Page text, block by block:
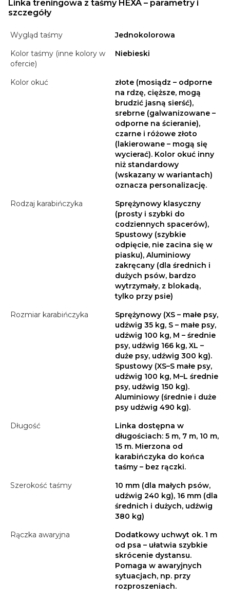
Linka treningowa z taśmy HEXA – parametry i
szczegóły
Wygląd taśmy
Jednokolorowa
Kolor taśmy (inne kolory w
ofercie)
Niebieski
Kolor okuć
złote (mosiądz – odporne
na rdzę, cięższe, mogą
brudzić jasną sierść),
srebrne (galwanizowane –
odporne na ścieranie),
czarne i różowe złoto
(lakierowane – mogą się
wycierać). Kolor okuć inny
niż standardowy
(wskazany w wariantach)
oznacza personalizację.
Rodzaj karabińczyka
Sprężynowy klasyczny
(prosty i szybki do
codziennych spacerów),
Spustowy (szybkie
odpięcie, nie zacina się w
piasku), Aluminiowy
zakręcany (dla średnich i
dużych psów, bardzo
wytrzymały, z blokadą,
tylko przy psie)
Rozmiar karabińczyka
Sprężynowy (XS – małe psy,
udźwig 35 kg, S – małe psy,
udźwig 100 kg, M – średnie
psy, udźwig 166 kg, XL –
duże psy, udźwig 300 kg).
Spustowy (XS–S małe psy,
udźwig 100 kg, M–L średnie
psy, udźwig 150 kg).
Aluminiowy (średnie i duże
psy udźwig 490 kg).
Długość
Linka dostępna w
długościach: 5 m, 7 m, 10 m,
15 m. Mierzona od
karabińczyka do końca
taśmy – bez rączki.
Szerokość taśmy
10 mm (dla małych psów,
udźwig 240 kg), 16 mm (dla
średnich i dużych, udźwig
380 kg)
Rączka awaryjna
Dodatkowy uchwyt ok. 1 m
od psa – ułatwia szybkie
skrócenie dystansu.
Pomaga w awaryjnych
sytuacjach, np. przy
rozproszeniach.